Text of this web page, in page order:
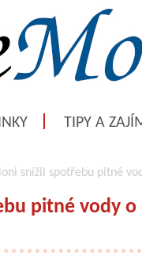
TIPY A
snížil spotřebu pitné
pitné vody